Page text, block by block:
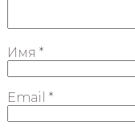
Имя *
Email *